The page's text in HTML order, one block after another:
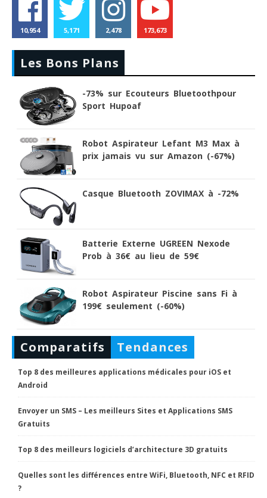
10,954 5,171 2,478 173,673
Les Bons Plans
-73% sur Ecouteurs Bluetoothpour
Sport Hupoaf
Robot Aspirateur Lefant M3 Max à
prix jamais vu sur Amazon (-67%)
Casque Bluetooth ZOVIMAX à -72%
Batterie Externe UGREEN Nexode
Prob à 36€ au lieu de 59€
Robot Aspirateur Piscine sans Fi à
199€ seulement (-60%)
Comparatifs Tendances
Top 8 des meilleures applications médicales pour iOS et
Android
Envoyer un SMS – Les meilleurs Sites et Applications SMS
Gratuits
Top 8 des meilleurs logiciels d’architecture 3D gratuits
Quelles sont les différences entre WiFi, Bluetooth, NFC et RFID
?